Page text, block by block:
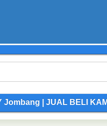
| JUAL BELI